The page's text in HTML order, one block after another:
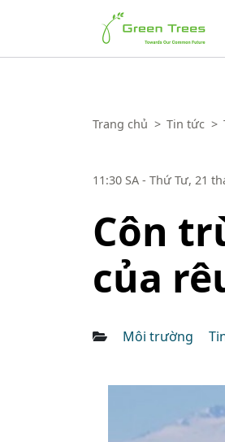
Green Trees
Trang chủ > Tin tức >
11:30 SA - Thứ Tư, 21
Côn
của
Môi trường